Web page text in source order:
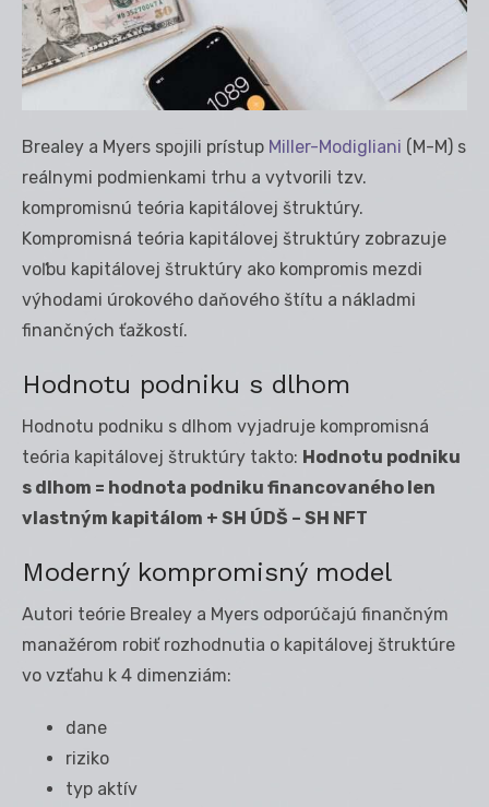
Brealey a Myers spojili prístup Miller-Modigliani (M-M) s
reálnymi podmienkami trhu a vytvorili tzv.
kompromisnú teória kapitálovej štruktúry.
Kompromisná teória kapitálovej štruktúry zobrazuje
voľbu kapitálovej štruktúry ako kompromis mezdi
výhodami úrokového daňového štítu a nákladmi
finančných ťažkostí.
Hodnotu podniku s dlhom
Hodnotu podniku s dlhom vyjadruje kompromisná
teória kapitálovej štruktúry takto: Hodnotu podniku
s dlhom = hodnota podniku financovaného len
vlastným kapitálom + SH ÚDŠ – SH NFT
Moderný kompromisný model
Autori teórie Brealey a Myers odporúčajú finančným
manažérom robiť rozhodnutia o kapitálovej štruktúre
vo vzťahu k 4 dimenziám:
dane
riziko
typ aktív